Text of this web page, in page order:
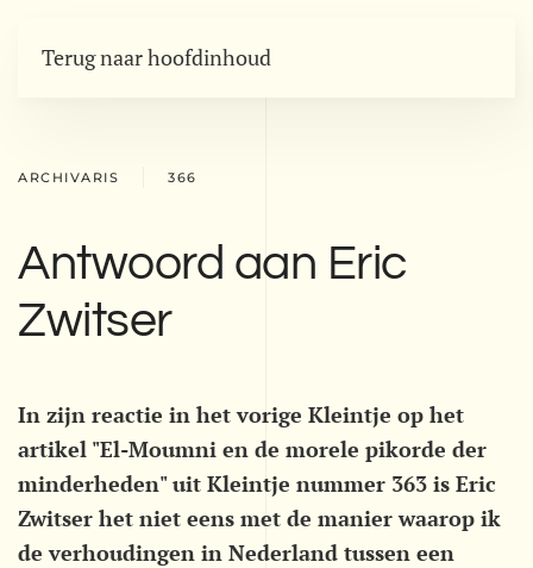
Terug naar hoofdinhoud
ARCHIVARIS 366
Antwoord aan Eric
Zwitser
In zijn reactie in het vorige Kleintje op het
artikel "El-Moumni en de morele pikorde der
minderheden" uit Kleintje nummer 363 is Eric
Zwitser het niet eens met de manier waarop ik
de verhoudingen in Nederland tussen een